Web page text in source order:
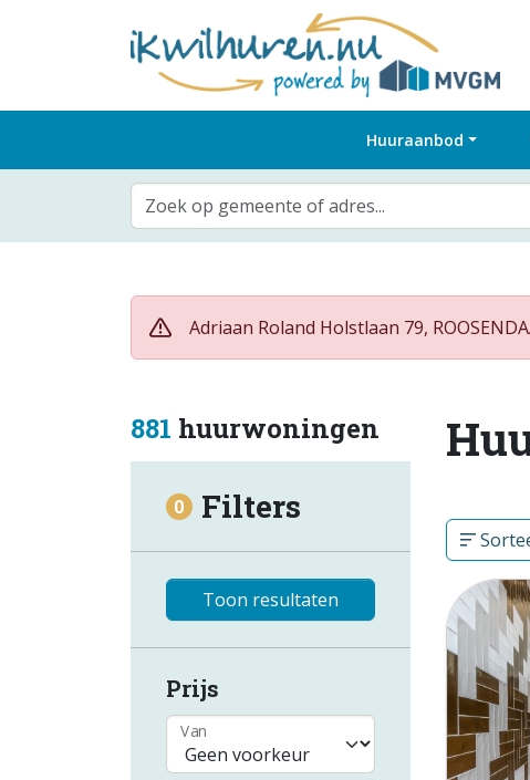
Huuraanbod
Zoek op gemeente of adres...
Adriaan Roland Holstlaan 79,
881 huurwoningen
0 Filters
Toon resultaten
Prijs
Van